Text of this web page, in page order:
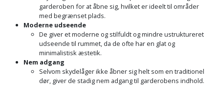
Grundmursplader
Hardieplank
brædder
Gipsværktøj
Glasløfter
Glasskærer
Bor
Bordrundsav
Motorsav
kædesav
tilbehør
Brugskunst
Camping
Damprengøring
Tape
Ventilation
og
indeklima
Gaveideer
Aktiviteter
garderoben for at åbne sig, hvilket er ideelt til områder
med begrænset plads.
Moderne udseende
De giver et moderne og stilfuldt og mindre ustruktureret
udseende til rummet, da de ofte har en glat og
minimalistisk æstetik.
Nem adgang
Selvom skydelåger ikke åbner sig helt som en traditionel
dør, giver de stadig nem adgang til garderobens indhold.